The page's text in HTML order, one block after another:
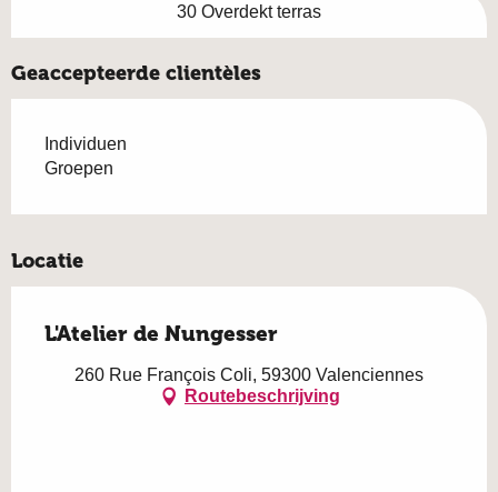
30 Overdekt terras
Geaccepteerde clientèles
Individuen
Groepen
Locatie
L'Atelier de Nungesser
260 Rue François Coli, 59300 Valenciennes
Routebeschrijving